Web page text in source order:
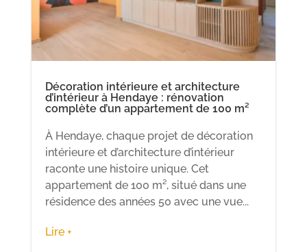
Décoration intérieure et architecture
d’intérieur à Hendaye : rénovation
complète d’un appartement de 100 m²
À Hendaye, chaque projet de décoration
intérieure et d’architecture d’intérieur
raconte une histoire unique. Cet
appartement de 100 m², situé dans une
résidence des années 50 avec une vue...
Lire +